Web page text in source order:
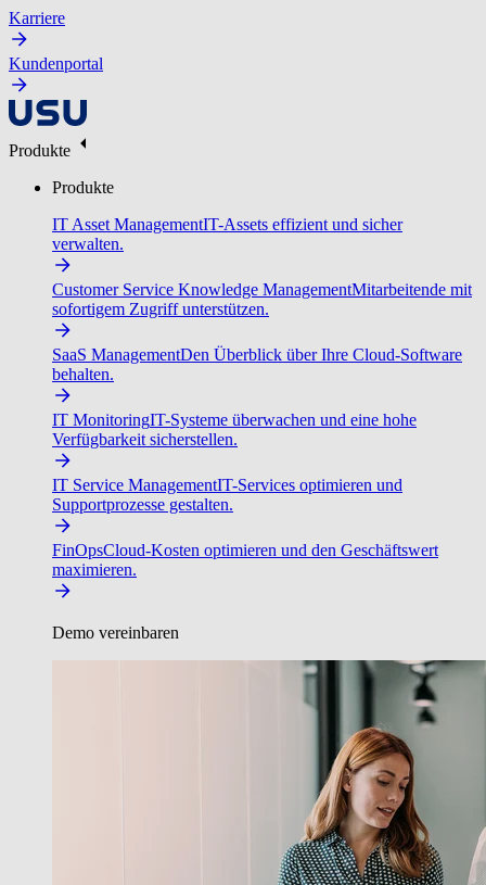
Karriere
Kundenportal
Produkte
Produkte
IT Asset ManagementIT-Assets effizient und sicher
verwalten.
Customer Service Knowledge ManagementMitarbeitende mit
sofortigem Zugriff unterstützen.
SaaS ManagementDen Überblick über Ihre Cloud-Software
behalten.
IT MonitoringIT-Systeme überwachen und eine hohe
Verfügbarkeit sicherstellen.
IT Service ManagementIT-Services optimieren und
Supportprozesse gestalten.
FinOpsCloud-Kosten optimieren und den Geschäftswert
maximieren.
Demo vereinbaren